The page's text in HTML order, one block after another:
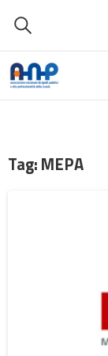
Tag:MEPA